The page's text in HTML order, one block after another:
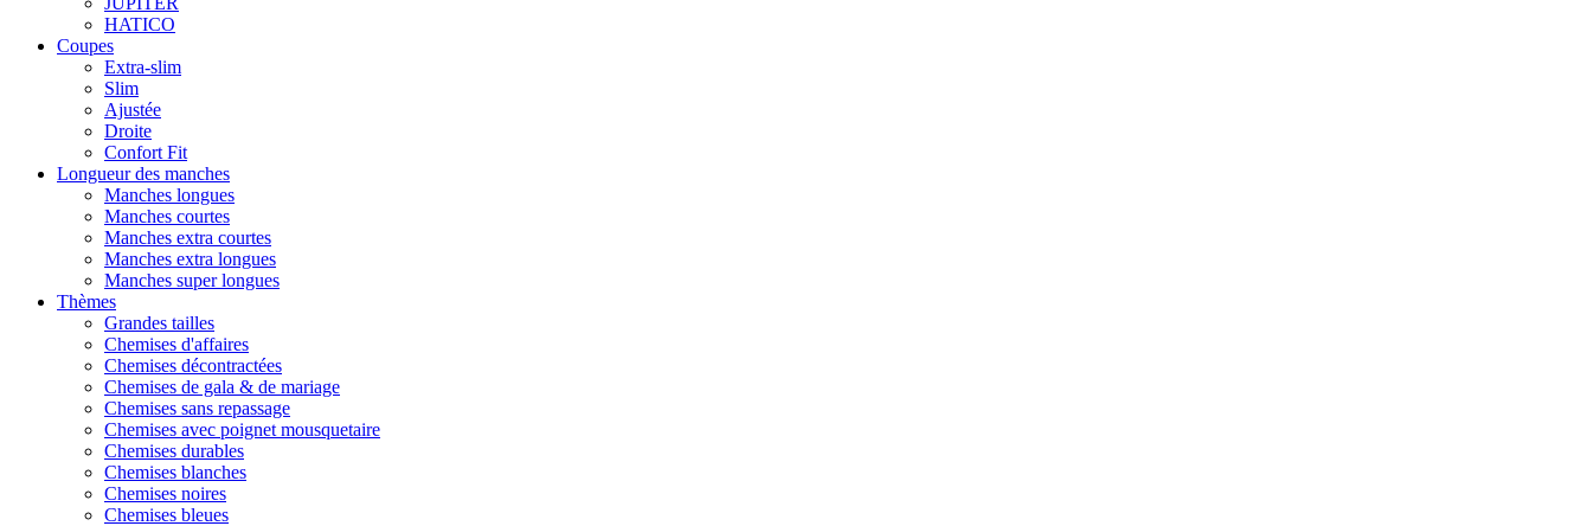
HATICO
Coupes
Extra-slim
Slim
Ajustée
Droite
Confort Fit
Longueur des manches
Manches longues
Manches courtes
Manches extra courtes
Manches extra longues
Manches super longues
Thèmes
Grandes tailles
Chemises d'affaires
Chemises décontractées
Chemises de gala & de mariage
Chemises sans repassage
Chemises avec poignet mousquetaire
Chemises durables
Chemises blanches
Chemises noires
Chemises bleues